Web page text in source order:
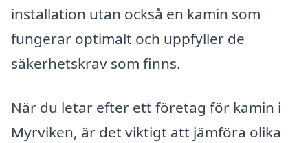
installation utan också en kamin som
fungerar optimalt och uppfyller de
säkerhetskrav som finns.
När du letar efter ett företag för kamin i
Myrviken, är det viktigt att jämföra olika